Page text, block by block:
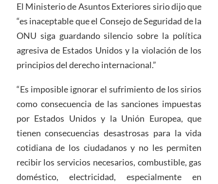
El Ministerio de Asuntos Exteriores sirio dijo que
“es inaceptable que el Consejo de Seguridad de la
ONU siga guardando silencio sobre la política
agresiva de Estados Unidos y la violación de los
principios del derecho internacional.”
“Es imposible ignorar el sufrimiento de los sirios
como consecuencia de las sanciones impuestas
por Estados Unidos y la Unión Europea, que
tienen consecuencias desastrosas para la vida
cotidiana de los ciudadanos y no les permiten
recibir los servicios necesarios, combustible, gas
doméstico, electricidad, especialmente en